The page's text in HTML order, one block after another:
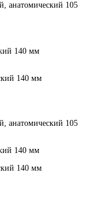
анатомический 105
140 мм
140 мм
анатомический 105
140 мм
140 мм